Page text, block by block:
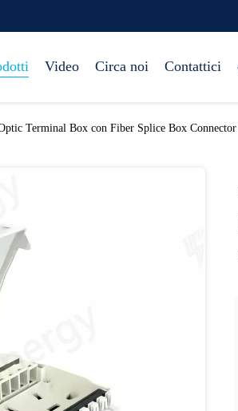
Video Circa noi Contattici
Terminal Box con Fiber Splice Box